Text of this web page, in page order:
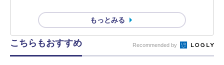
もっとみる
こちらもおすすめ Recommended by